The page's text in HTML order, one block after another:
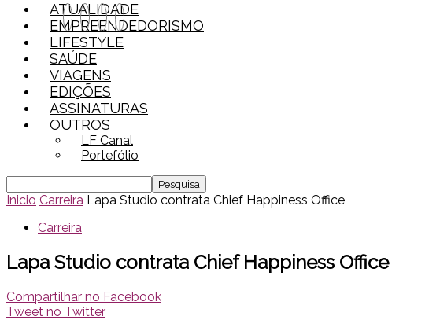
ATUALIDADE
EMPREENDEDORISMO
LIFESTYLE
SAÚDE
VIAGENS
EDIÇÕES
ASSINATURAS
OUTROS
LF Canal
Portefólio
Inicio Carreira Lapa Studio contrata Chief Happiness Office
Carreira
Lapa Studio contrata Chief Happiness Office
Compartilhar no Facebook
Tweet no Twitter